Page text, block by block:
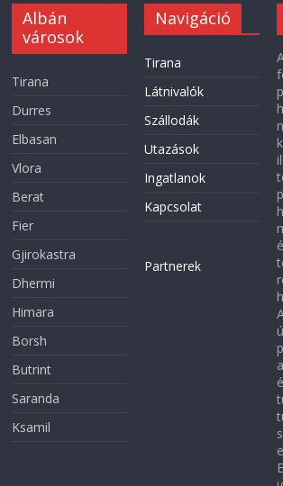
Albán
városok
Tirana
Durres
Elbasan
Vlora
Berat
Fier
Gjirokastra
Dhermi
Himara
Borsh
Butrint
Saranda
Ksamil
Navigáció
Tirana
Látnivalók
Szállodák
Utazások
Ingatlanok
Kapcsolat
Partnerek